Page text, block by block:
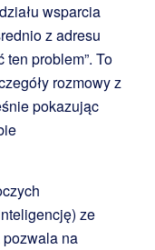
wsparcia
z adresu
problem”. To
rozmowy z
pokazując
ze
pozwala na